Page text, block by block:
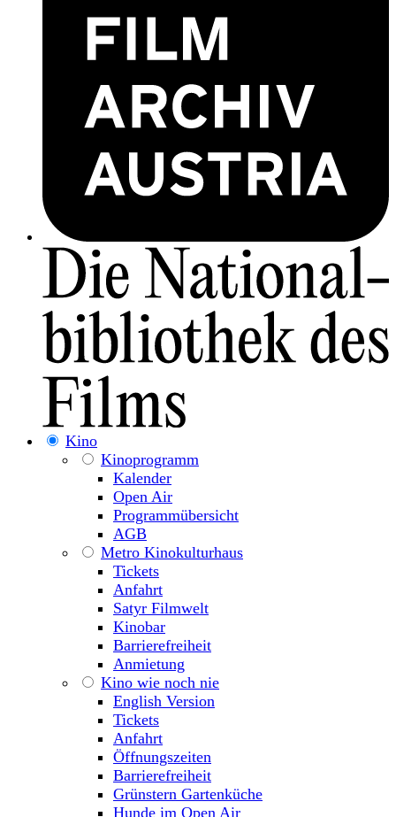
Kino
Kinoprogramm
Kalender
Open Air
Programmübersicht
AGB
Metro Kinokulturhaus
Tickets
Anfahrt
Satyr Filmwelt
Kinobar
Barrierefreiheit
Anmietung
Kino wie noch nie
English Version
Tickets
Anfahrt
Öffnungszeiten
Barrierefreiheit
Grünstern Gartenküche
Hunde im Open Air